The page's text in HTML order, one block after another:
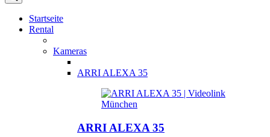
Startseite
Rental
Kameras
ARRI ALEXA 35
ARRI ALEXA 35